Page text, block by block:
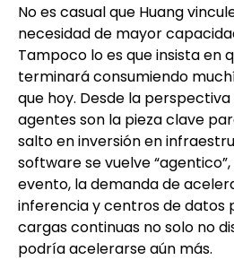
No es casual que Huang
necesidad de mayor
Tampoco lo es que insista en
terminará consumiendo
que hoy. Desde la perspectiva
agentes son la pieza clave
salto en inversión en
software se vuelve
evento, la demanda de
inferencia y centros de datos
cargas continuas no solo no
podría acelerarse aún más.